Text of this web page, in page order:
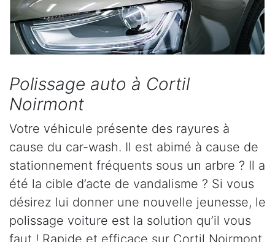
Polissage auto à Cortil
Noirmont
Votre véhicule présente des rayures à
cause du car-wash. Il est abimé à cause de
stationnement fréquents sous un arbre ? Il a
été la cible d’acte de vandalisme ? Si vous
désirez lui donner une nouvelle jeunesse, le
polissage voiture est la solution qu’il vous
faut ! Rapide et efficace sur Cortil Noirmont